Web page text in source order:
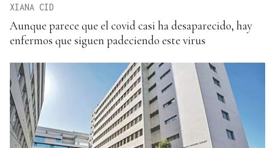
XIANA CID
Aunque parece que el covid casi ha desaparecido, hay
enfermos que siguen padeciendo este virus